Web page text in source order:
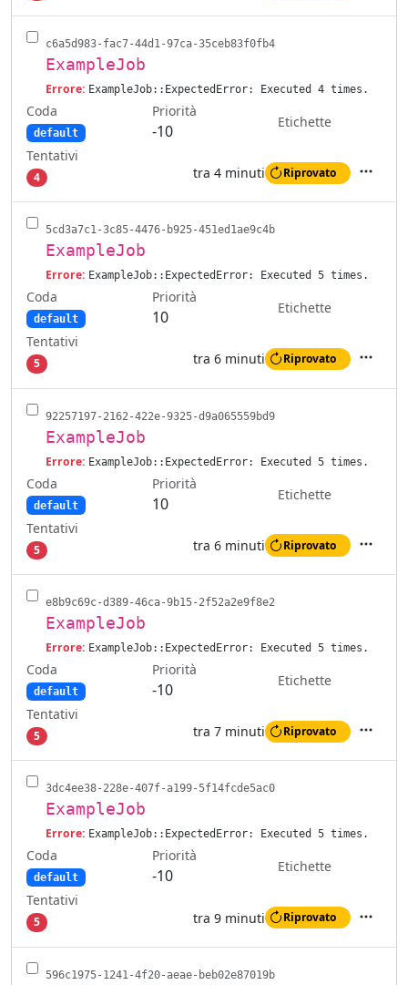
c6a5d983-fac7-44d1-97ca-35ceb83f0fb4
ExampleJob
Errore: ExampleJob::ExpectedError: Executed 4 times.
Coda
default
Priorità
-10
Etichette
Tentativi
4 tra 4 minuti Riprovato
5cd3a7c1-3c85-4476-b925-451ed1ae9c4b
ExampleJob
Errore: ExampleJob::ExpectedError: Executed 5 times.
Coda
default
Priorità
10
Etichette
Tentativi
5 tra 6 minuti Riprovato
92257197-2162-422e-9325-d9a065559bd9
ExampleJob
Errore: ExampleJob::ExpectedError: Executed 5 times.
Coda
default
Priorità
10
Etichette
Tentativi
5 tra 6 minuti Riprovato
e8b9c69c-d389-46ca-9b15-2f52a2e9f8e2
ExampleJob
Errore: ExampleJob::ExpectedError: Executed 5 times.
Coda
default
Priorità
-10
Etichette
Tentativi
5 tra 7 minuti Riprovato
3dc4ee38-228e-407f-a199-5f14fcde5ac0
ExampleJob
Errore: ExampleJob::ExpectedError: Executed 5 times.
Coda
default
Priorità
-10
Etichette
Tentativi
5 tra 9 minuti Riprovato Azioni
596c1975-1241-4f20-aeae-beb02e87019b